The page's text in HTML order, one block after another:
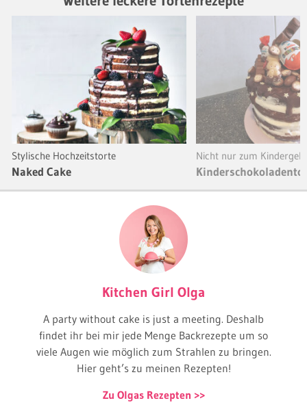
Stylische Hochzeitstorte
Naked Cake
Nicht nur zum
Kitchen Girl Olga
A party without cake is just a meeting. Deshalb
findet ihr bei mir jede Menge Backrezepte um so
viele Augen wie möglich zum Strahlen zu bringen.
Hier geht’s zu meinen Rezepten!
Zu Olgas Rezepten